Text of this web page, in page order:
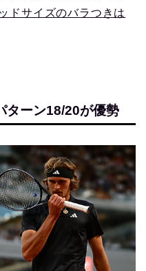
ドサイズのバラつきは
ターン18/20が優勢